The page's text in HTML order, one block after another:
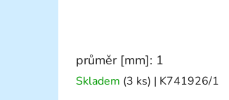
průměr [mm]: 1
Skladem (3 ks) | K741926/1